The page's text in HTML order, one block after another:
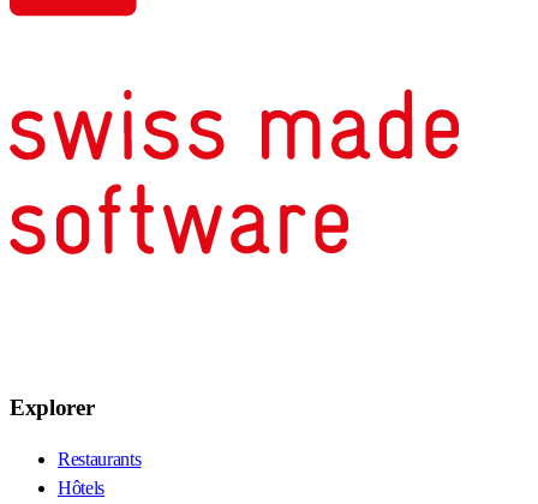
Explorer
Restaurants
Hôtels